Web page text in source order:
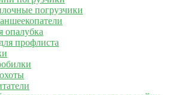
погрузчики
опалубка
профлиста